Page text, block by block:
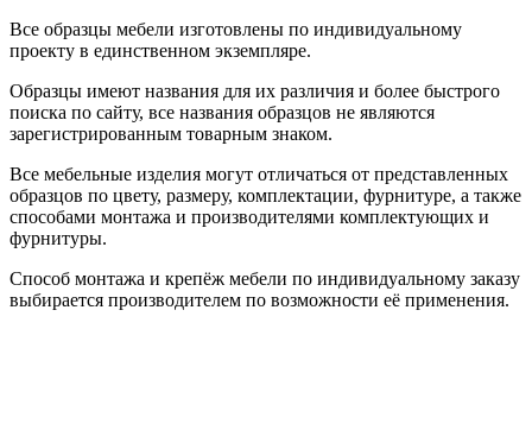
Все образцы мебели изготовлены по индивидуальному
проекту в единственном экземпляре.
Образцы имеют названия для их различия и более быстрого
поиска по сайту, все названия образцов не являются
зарегистрированным товарным знаком.
Все мебельные изделия могут отличаться от представленных
образцов по цвету, размеру, комплектации, фурнитуре, а также
способами монтажа и производителями комплектующих и
фурнитуры.
Способ монтажа и крепёж мебели по индивидуальному заказу
выбирается производителем по возможности её применения.